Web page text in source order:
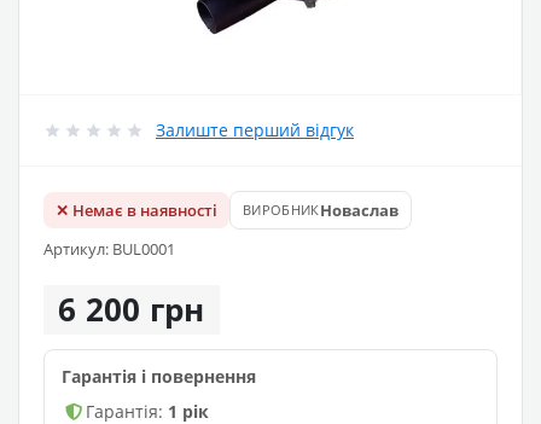
Залиште перший відгук
✕ Немає в наявності ВИРОБНИКНоваслав
Артикул: BUL0001
6 200 грн
Гарантія і повернення
Гарантія: 1 рік